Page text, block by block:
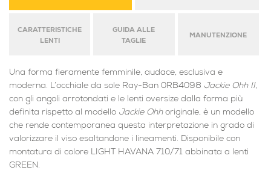
CARATTERISTICHE
LENTI
GUIDA ALLE
TAGLIE
MANUTENZIONE
Una forma fieramente femminile, audace, esclusiva e
moderna. L’occhiale da sole Ray-Ban 0RB4098 Jackie Ohh II,
con gli angoli arrotondati e le lenti oversize dalla forma più
definita rispetto al modello Jackie Ohhoriginale, è un modello
che rende contemporanea questa interpretazione in grado di
valorizzare il viso esaltandone i lineamenti. Disponibile con
montatura di colore LIGHT HAVANA 710/71 abbinata a lenti
GREEN.